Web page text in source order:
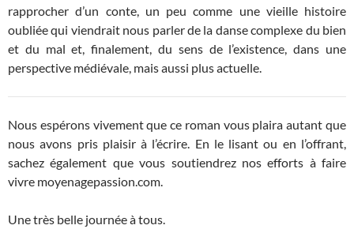
rapprocher d’un conte, un peu comme une vieille histoire
oubliée qui viendrait nous parler de la danse complexe du bien
et du mal et, finalement, du sens de l’existence, dans une
perspective médiévale, mais aussi plus actuelle.
Nous espérons vivement que ce roman vous plaira autant que
nous avons pris plaisir à l’écrire. En le lisant ou en l’offrant,
sachez également que vous soutiendrez nos efforts à faire
vivre moyenagepassion.com.
Une très belle journée à tous.